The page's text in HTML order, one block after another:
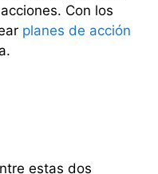
Con los
planes de acción
estas dos